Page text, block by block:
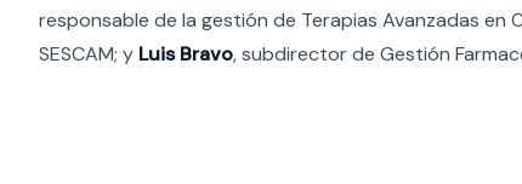
responsable de la gestión de Terapias Avanzadas en
SESCAM; y Luis Bravo, subdirector de Gestión